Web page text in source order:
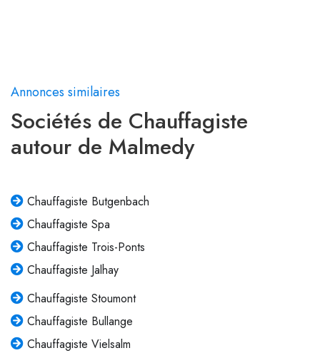
Annonces similaires
Sociétés de Chauffagiste
autour de Malmedy
Chauffagiste Butgenbach
Chauffagiste Spa
Chauffagiste Trois-Ponts
Chauffagiste Jalhay
Chauffagiste Stoumont
Chauffagiste Bullange
Chauffagiste Vielsalm